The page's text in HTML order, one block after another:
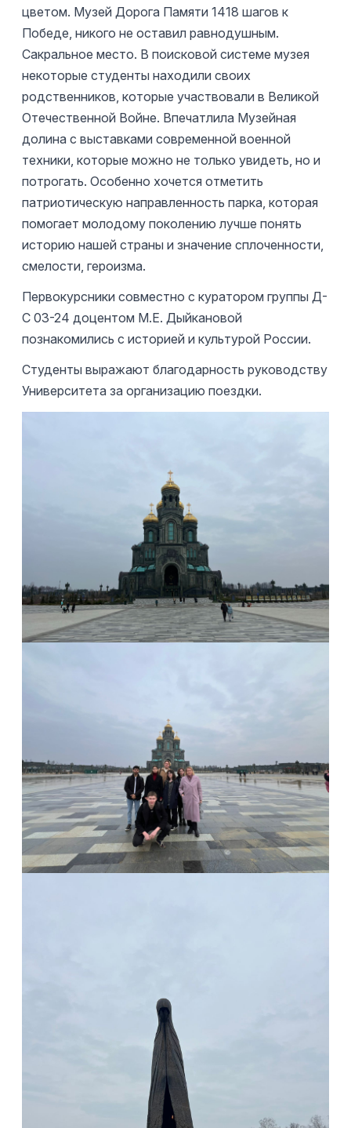
цветом. Музей Дорога Памяти 1418 шагов к
Победе, никого не оставил равнодушным.
Сакральное место. В поисковой системе музея
некоторые студенты находили своих
родственников, которые участвовали в Великой
Отечественной Войне. Впечатлила Музейная
долина с выставками современной военной
техники, которые можно не только увидеть, но и
потрогать. Особенно хочется отметить
патриотическую направленность парка, которая
помогает молодому поколению лучше понять
историю нашей страны и значение сплоченности,
смелости, героизма.
Первокурсники совместно с куратором группы Д-
С 03-24 доцентом М.Е. Дыйкановой
познакомились с историей и культурой России.
Студенты выражают благодарность руководству
Университета за организацию поездки.